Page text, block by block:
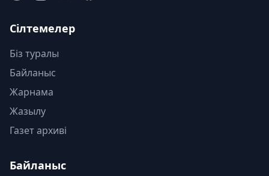
Сілтемелер
Біз туралы
Байланыс
Жарнама
Жазылу
Газет архиві
Байланыс